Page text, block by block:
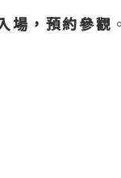
場，預約參觀